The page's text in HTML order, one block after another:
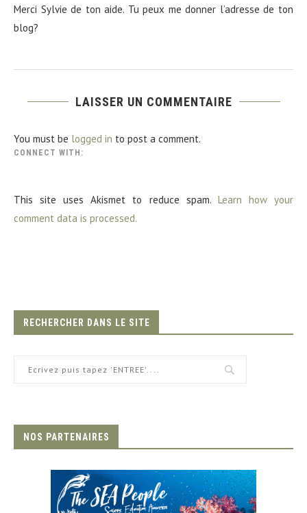
Merci Sylvie de ton aide. Tu peux me donner l’adresse de ton
blog?
LAISSER UN COMMENTAIRE
You must be logged in to post a comment.
CONNECT WITH:
This site uses Akismet to reduce spam. Learn how your
comment data is processed.
RECHERCHER DANS LE SITE
NOS PARTENAIRES